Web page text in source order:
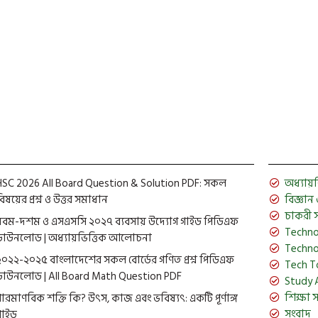
2026 All Board Question & Solution PDF: সকল
প্রশ্ন ও উত্তর সমাধান
দশম ও এসএসসি ২০২৭ ব্যবসায় উদ্যোগ গাইড পিডিএফ
| অধ্যায়ভিত্তিক আলোচনা
২০২৫ বাংলাদেশের সকল বোর্ডের গণিত প্রশ্ন পিডিএফ
| All Board Math Question PDF
শক্তি কি? উৎস, কাজ এবং ভবিষ্যৎ: একটি পূর্ণাঙ্গ
বিজ্ঞান
চাকরী
Tech
Study
শিক্ষা
সংবাদ